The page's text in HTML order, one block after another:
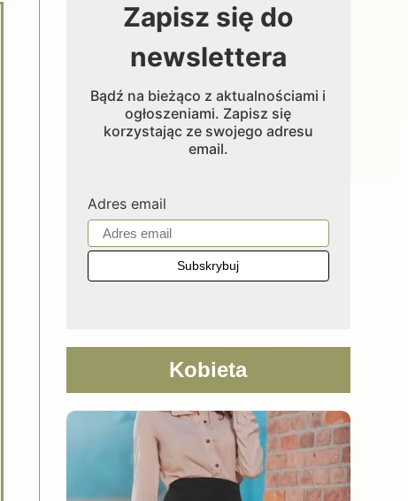
Zapisz się do
newslettera
Bądź na bieżąco z aktualnościami i
ogłoszeniami. Zapisz się
korzystając ze swojego adresu
email.
Adres email
Kobieta